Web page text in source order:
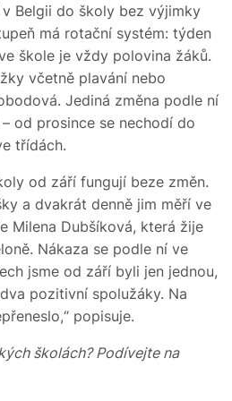
Belgii do školy bez výjimky
má rotační systém: týden
škole je vždy polovina žáků.
včetně plavání nebo
Jediná změna podle ní
od prosince se nechodí do
třídách.
od září fungují beze změn.
a dvakrát denně jim měří ve
Milena Dubšíková, která žije
Nákaza se podle ní ve
jsme od září byli jen jednou,
pozitivní spolužáky. Na
popisuje.
školách? Podívejte na